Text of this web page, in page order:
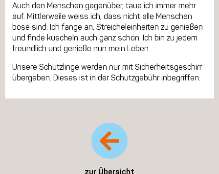
Auch den Menschen gegenüber, taue ich immer mehr
auf. Mittlerweile weiss ich, dass nicht alle Menschen
böse sind. Ich fange an, Streicheleinheiten zu genießen
und finde kuscheln auch ganz schön. Ich bin zu jedem
freundlich und genieße nun mein Leben.
Unsere Schützlinge werden nur mit Sicherheitsgeschirr
übergeben. Dieses ist in der Schutzgebühr inbegriffen.
zur Übersicht